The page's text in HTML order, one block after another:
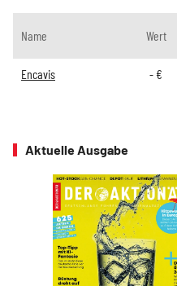
Name Wert
Encavis - €
Aktuelle Ausgabe